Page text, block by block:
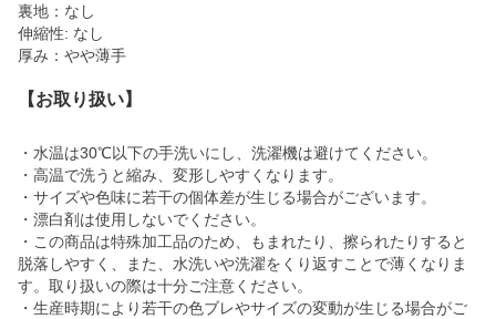
裏地：なし
伸縮性: なし
厚み：やや薄手
【お取り扱い】
・水温は30℃以下の手洗いにし、洗濯機は避けてください。
・高温で洗うと縮み、変形しやすくなります。
・サイズや色味に若干の個体差が生じる場合がございます。
・漂白剤は使用しないでください。
・この商品は特殊加工品のため、もまれたり、擦られたりすると
脱落しやすく、また、水洗いや洗濯をくり返すことで薄くなりま
す。取り扱いの際は十分ご注意ください。
・生産時期により若干の色ブレやサイズの変動が生じる場合がご